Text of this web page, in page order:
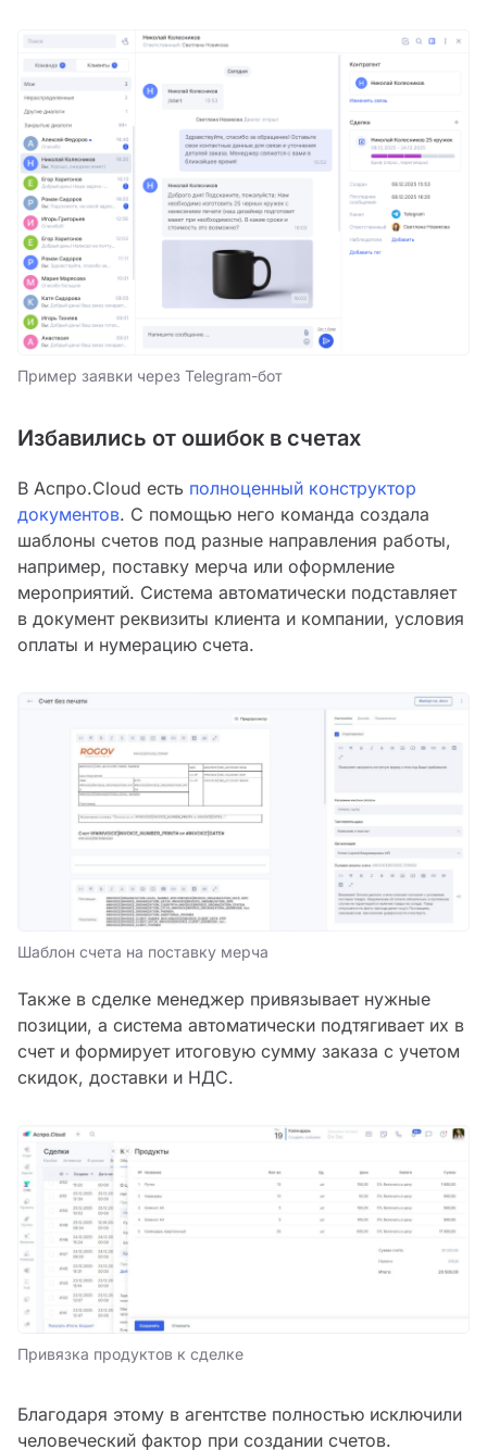
Пример заявки через Telegram-бот
Избавились от ошибок в счетах
В Аспро.Cloud есть полноценный конструктор
документов. С помощью него команда создала
шаблоны счетов под разные направления работы,
например, поставку мерча или оформление
мероприятий. Система автоматически подставляет
в документ реквизиты клиента и компании, условия
оплаты и нумерацию счета.
Шаблон счета на поставку мерча
Также в сделке менеджер привязывает нужные
позиции, а система автоматически подтягивает их в
счет и формирует итоговую сумму заказа с учетом
скидок, доставки и НДС.
Привязка продуктов к сделке
Благодаря этому в агентстве полностью исключили
человеческий фактор при создании счетов.